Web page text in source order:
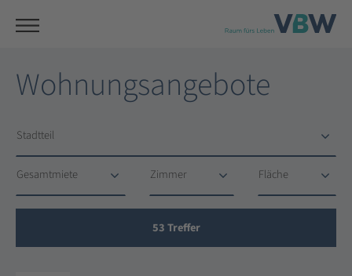
Wohnungsangebote
Stadtteil
Gesamtmiete Zimmer Fläche
53Treffer